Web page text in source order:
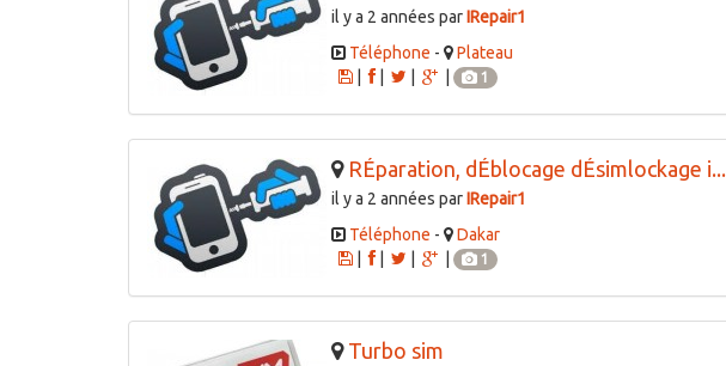
il y a 2 années parIRepair1
Téléphone -
Plateau
|
1
RÉparation, dÉblocage dÉsimlockage i...
il y a 2 années parIRepair1
Téléphone -
Dakar
|
1
Turbo sim